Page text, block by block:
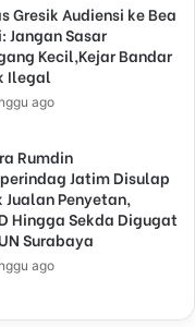
Gresik Audiensi ke Bea
Jangan Sasar
Kecil,Kejar Bandar
Ilegal
ago
Rumdin
Jatim Disulap
Jualan Penyetan,
Hingga Sekda Digugat
Surabaya
ago